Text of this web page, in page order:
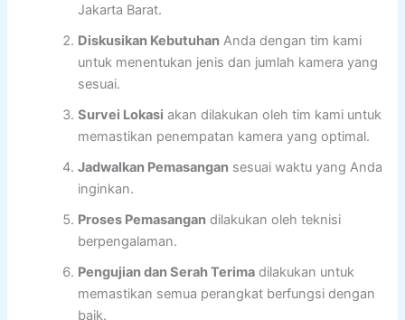
Jakarta Barat.
Diskusikan Kebutuhan Anda dengan tim kami
untuk menentukan jenis dan jumlah kamera yang
sesuai.
Survei Lokasi akan dilakukan oleh tim kami untuk
memastikan penempatan kamera yang optimal.
Jadwalkan Pemasangan sesuai waktu yang Anda
inginkan.
Proses Pemasangan dilakukan oleh teknisi
berpengalaman.
Pengujian dan Serah Terima dilakukan untuk
memastikan semua perangkat berfungsi dengan
baik.